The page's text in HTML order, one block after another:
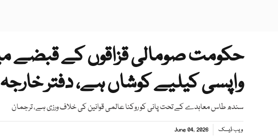
واپسی کیلیے کوشاں ہے، دفتر خارجہ
سندھ طاس معاہدے کے تحت پانی کو روکنا عالمی قوانین کی خلاف ورزی ہے، ترجمان
ویب ڈیسک June 04, 2026